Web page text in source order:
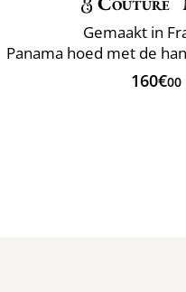
Gemaakt in
160€00